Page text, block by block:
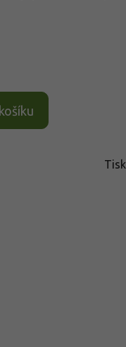
Tisk